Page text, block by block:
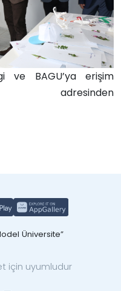
ve BAGU’ya erişim
Üniversite”
için uyumludur